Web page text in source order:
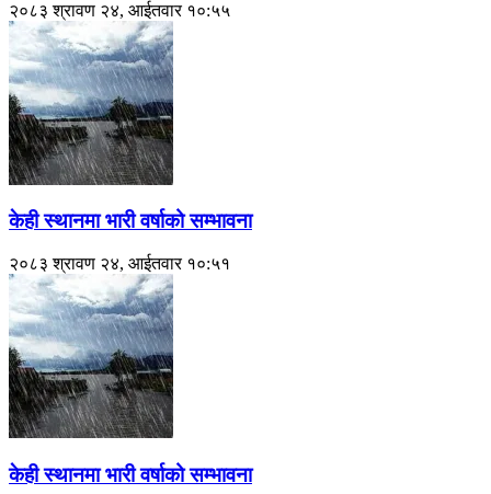
२०८३ श्रावण २४, आईतवार १०:५५
केही स्थानमा भारी वर्षाको सम्भावना
२०८३ श्रावण २४, आईतवार १०:५१
केही स्थानमा भारी वर्षाको सम्भावना